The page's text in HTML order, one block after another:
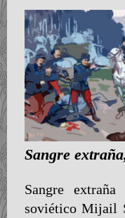
Sangre
Sangre
soviético Mijail